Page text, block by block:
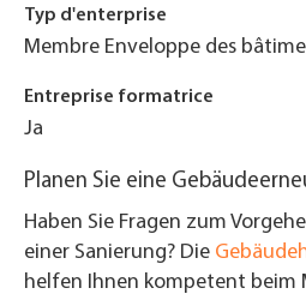
Typ d'enterprise
Membre Enveloppe des
Entreprise formatrice
Ja
Planen Sie eine
Haben Sie Fragen zum
einer Sanierung? Die
helfen Ihnen kompetent beim